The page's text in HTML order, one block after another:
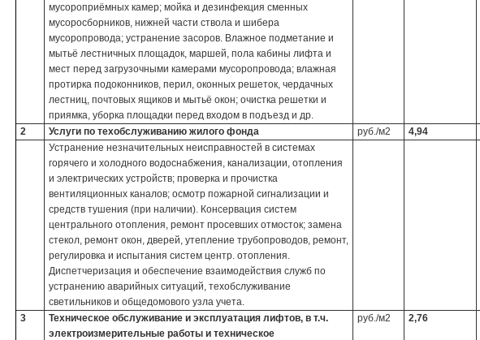
мусороприёмных камер; мойка и дезинфекция сменных
мусоросборников, нижней части ствола и шибера
мусоропровода; устранение засоров. Влажное подметание и
мытьё лестничных площадок, маршей, пола кабины лифта и
мест перед загрузочными камерами мусоропровода; влажная
протирка подоконников, перил, оконных решеток, чердачных
лестниц, почтовых ящиков и мытьё окон; очистка решетки и
приямка, уборка площадки перед входом в подъезд и др.
2 Услуги по техобслуживанию жилого фонда руб./м2
4,94
Устранение незначительных неисправностей в системах
горячего и холодного водоснабжения, канализации, отопления
и электрических устройств; проверка и прочистка
вентиляционных каналов; осмотр пожарной сигнализации и
средств тушения (при наличии). Консервация систем
центрального отопления, ремонт просевших отмосток; замена
стекол, ремонт окон, дверей, утепление трубопроводов, ремонт,
регулировка и испытания систем центр. отопления.
Диспетчеризация и обеспечение взаимодействия служб по
устранению аварийных ситуаций, техобслуживание
светильников и общедомового узла учета.
3
Техническое обслуживание и эксплуатация лифтов, в т.ч.
электроизмерительные работы и техническое
руб./м2 2,76